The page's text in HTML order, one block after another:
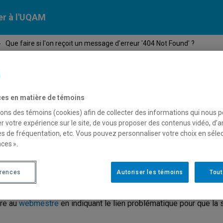
à l'UQAM
Que faire si l'on reçoit un message d'erreur '404 Not Found' ?
faire si l'on reçoit un
Found' ?
au webmestre en indiquant le lien problématique pour que
en matière de témoins
des témoins (cookies) afin de collecter des informations qui nous
votre expérience sur le site, de vous proposer des contenus vidéo,
de fréquentation, etc. Vous pouvez personnaliser votre choix en
».
Autoriser les témoins